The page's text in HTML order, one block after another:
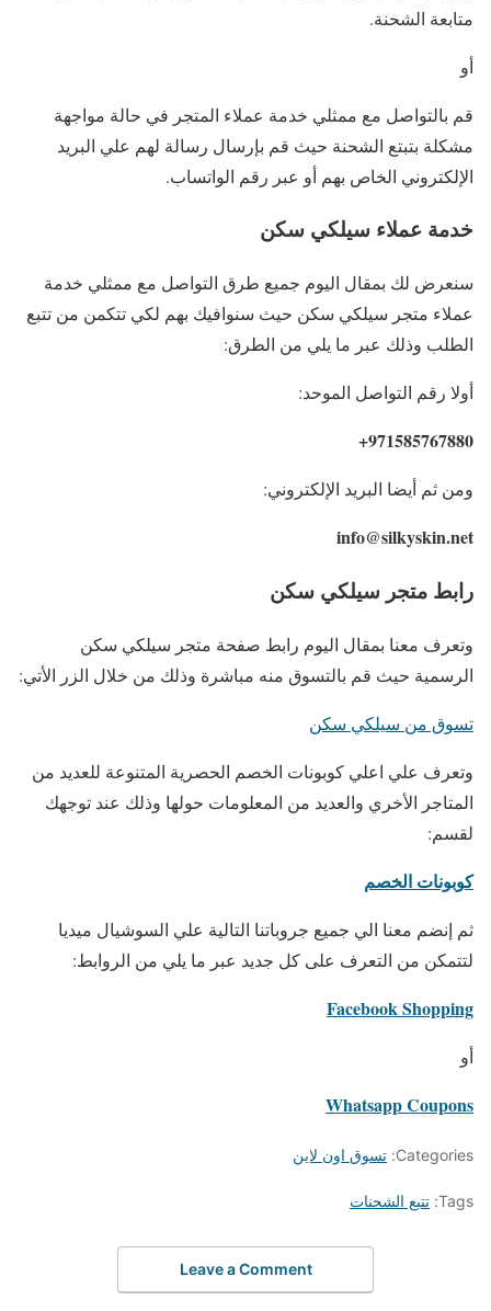
متابعة الشحنة.
أو
قم بالتواصل مع ممثلي خدمة عملاء المتجر في حالة مواجهة
مشكلة بتبتع الشحنة حيث قم بإرسال رسالة لهم علي البريد
الإلكتروني الخاص بهم أو عبر رقم الواتساب.
خدمة عملاء سيلكي سكن
سنعرض لك بمقال اليوم جميع طرق التواصل مع ممثلي خدمة
عملاء متجر سيلكي سكن حيث سنوافيك بهم لكي تتكمن من تتبع
الطلب وذلك عبر ما يلي من الطرق:
أولا رقم التواصل الموحد:
971585767880+
ومن ثم أيضا البريد الإلكتروني:
info@silkyskin.net
رابط متجر سيلكي سكن
وتعرف معنا بمقال اليوم رابط صفحة متجر سيلكي سكن
الرسمية حيث قم بالتسوق منه مباشرة وذلك من خلال الزر الأتي:
تسوق من سيلكي سكن
وتعرف علي اعلي كوبونات الخصم الحصرية المتنوعة للعديد من
المتاجر الأخري والعديد من المعلومات حولها وذلك عند توجهك
لقسم:
كوبونات الخصم
ثم إنضم معنا الي جميع جروباتنا التالية علي السوشيال ميديا
لتتمكن من التعرف على كل جديد عبر ما يلي من الروابط:
Facebook Shopping
أو
Whatsapp Coupons
Categories: تسوق اون لاين
Tags: تتبع الشحنات
Leave a Comment